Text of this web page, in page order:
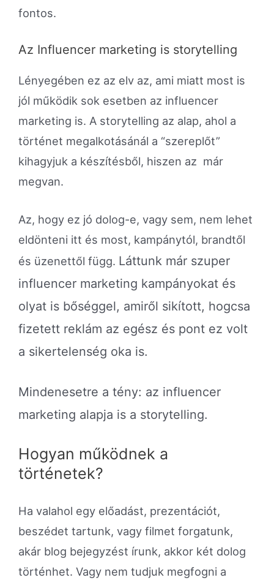
fontos.
Az Influencer marketing is storytelling
Lényegében ez az elv az, ami miatt most is
jól működik sok esetben az influencer
marketing is. A storytelling az alap, ahol a
történet megalkotásánál a “szereplőt”
kihagyjuk a készítésből, hiszen az már
megvan.
Az, hogy ez jó dolog-e, vagy sem, nem lehet
eldönteni itt és most, kampánytól, brandtől
és üzenettől függ. Láttunk már szuper
influencer marketing kampányokat és
olyat is bőséggel, amiről sikított, hogcsa
fizetett reklám az egész és pont ez volt
a sikertelenség oka is.
Mindenesetre a tény: az influencer
marketing alapja is a storytelling.
Hogyan működnek a
történetek?
Ha valahol egy előadást, prezentációt,
beszédet tartunk, vagy filmet forgatunk,
akár blog bejegyzést írunk, akkor két dolog
történhet. Vagy nem tudjuk megfogni a